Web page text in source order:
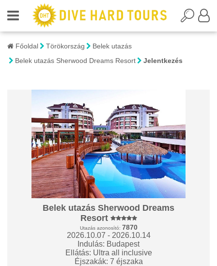
Főoldal Törökország
Belek utazás
Belek utazás Sherwood Dreams Resort
Jelentkezés
Belek utazás Sherwood Dreams
Resort
Utazás azonosító: 7870
2026.10.07 - 2026.10.14
Indulás: Budapest
Ellátás: Ultra all inclusive
Éjszakák: 7 éjszaka